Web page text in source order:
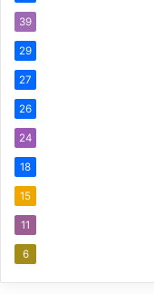
39
29
27
26
24
18
15
11
6